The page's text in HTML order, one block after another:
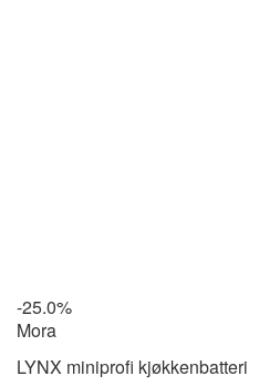
-25.0%
Mora
LYNX miniprofi kjøkkenbatteri